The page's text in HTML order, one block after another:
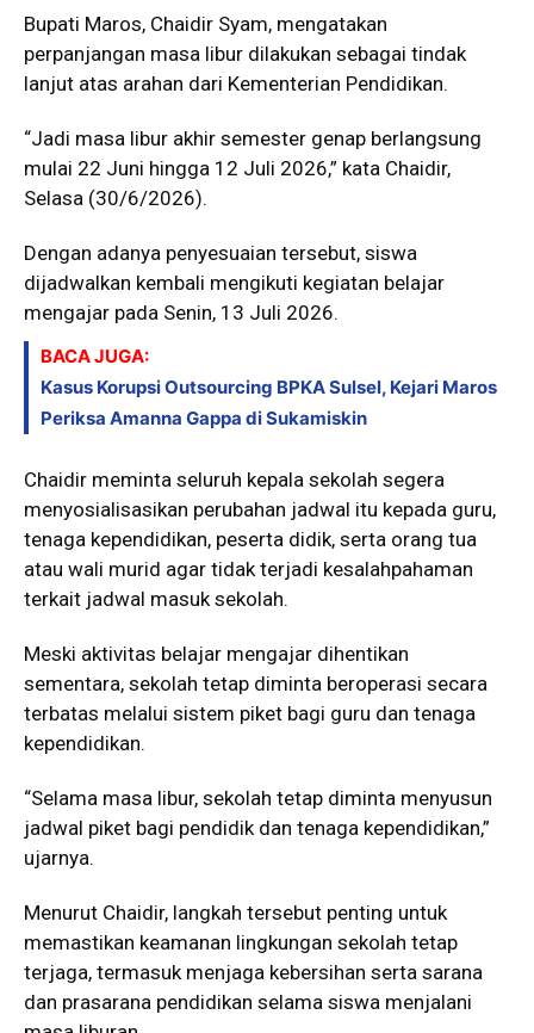
Bupati Maros, Chaidir Syam, mengatakan
perpanjangan masa libur dilakukan sebagai tindak
lanjut atas arahan dari Kementerian Pendidikan.
“Jadi masa libur akhir semester genap berlangsung
mulai 22 Juni hingga 12 Juli 2026,” kata Chaidir,
Selasa (30/6/2026).
Dengan adanya penyesuaian tersebut, siswa
dijadwalkan kembali mengikuti kegiatan belajar
mengajar pada Senin, 13 Juli 2026.
BACA JUGA:
Kasus Korupsi Outsourcing BPKA Sulsel, Kejari Maros
Periksa Amanna Gappa di Sukamiskin
Chaidir meminta seluruh kepala sekolah segera
menyosialisasikan perubahan jadwal itu kepada guru,
tenaga kependidikan, peserta didik, serta orang tua
atau wali murid agar tidak terjadi kesalahpahaman
terkait jadwal masuk sekolah.
Meski aktivitas belajar mengajar dihentikan
sementara, sekolah tetap diminta beroperasi secara
terbatas melalui sistem piket bagi guru dan tenaga
kependidikan.
“Selama masa libur, sekolah tetap diminta menyusun
jadwal piket bagi pendidik dan tenaga kependidikan,”
ujarnya.
Menurut Chaidir, langkah tersebut penting untuk
memastikan keamanan lingkungan sekolah tetap
terjaga, termasuk menjaga kebersihan serta sarana
dan prasarana pendidikan selama siswa menjalani